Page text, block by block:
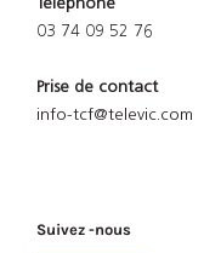
Téléphone
03 74 09 52 76
Prise de contact
info-tcf@televic.com
Suivez -nous